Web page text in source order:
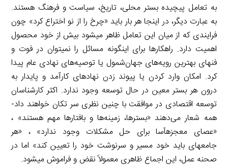
به تعامل پیچیده بستر محلی، تاریخ، سیاست و فرهنگ هستند.
به عبارت دیگر، در اینجا هر بار باید «چرخ را از نو اختراع کرد» چون
فرایندی که از میان این تعامل ظاهر می‎شود بیش از خود محصول
اهمیت دارد. راهکارها برای اینگونه مسائل را نمی‎توان در فوت و
فن‎های بهترین رویه‌های جهان‌شمول یا توصیه‌های نهادی عام پیدا
کرد. امکان وارد کردن یا پیوند زدن نهادهای کارآمد و پایدار به
درون هر بستر معین در حال توسعه وجود ندارد. اکثر کارشناسان
توسعه اقتصادی در موافقت با چنین نظری سر تکان خواهند داد-
همه شعار می‌دهند «بسترها، زمینه‌ها و بافتارها مهم هستند» ،
«عصای معجزه‎آسا برای حل مشکلات وجود ندارد» ، «هر
جامعه‎ای باید خود مسیر و سرنوشت خود را تعیین کند» اما در
صحنه عمل، این اجماع ظاهری معمولاً نقض و فراموش می‎شود.